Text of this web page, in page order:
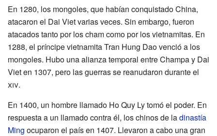
En 1280, los mongoles, que habían conquistado China,
atacaron el Dai Viet varias veces. Sin embargo, fueron
atacados tanto por los cham como por los vietnamitas. En
1288, el príncipe vietnamita Tran Hung Dao venció a los
mongoles. Hubo una alianza temporal entre Champa y Dai
Viet en 1307, pero las guerras se reanudaron durante el
xiv.
En 1400, un hombre llamado Ho Quy Ly tomó el poder. En
respuesta a un llamado contra él, los chinos de ladinastía
Ming ocuparon el país en 1407. Llevaron a cabo una gran